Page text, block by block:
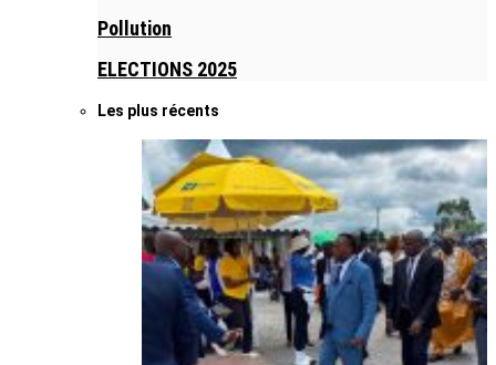
Pollution
ELECTIONS 2025
Les plus récents